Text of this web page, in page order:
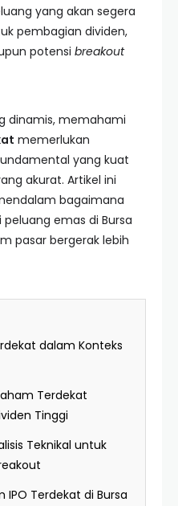
yang akan segera
pembagian dividen,
potensi breakout
dinamis, memahami
memerlukan
yang kuat
akurat. Artikel ini
bagaimana
emas di Bursa
pasar bergerak lebih
dalam Konteks
Terdekat
Tinggi
Teknikal untuk
Terdekat di Bursa